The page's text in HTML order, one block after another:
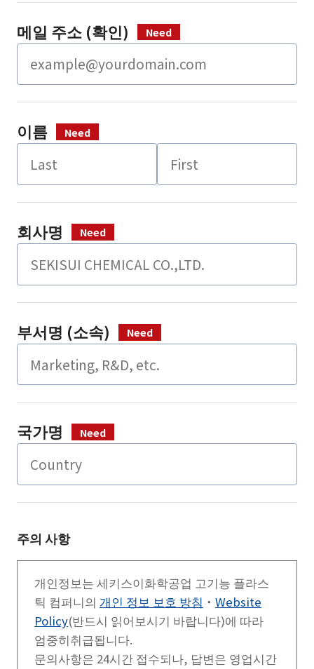
메일 주소 (확인)
이름
회사명
부서명 (소속)
국가명
주의 사항
개인정보는 세키스이화학공업 고기능 플라스
틱 컴퍼니의 개인 정보 보호 방침 ・ Website
Policy(반드시 읽어보시기 바랍니다)에 따라
엄중히취급됩니다.
문의사항은 24시간 접수되나, 답변은 영업시간